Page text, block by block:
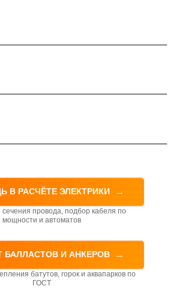
В РАСЧЁТЕ ЭЛЕКТРИКИ →
сечения провода, подбор кабеля по
мощности и автоматов
БАЛЛАСТОВ И АНКЕРОВ →
батутов, горок и аквапарков по
ГОСТ